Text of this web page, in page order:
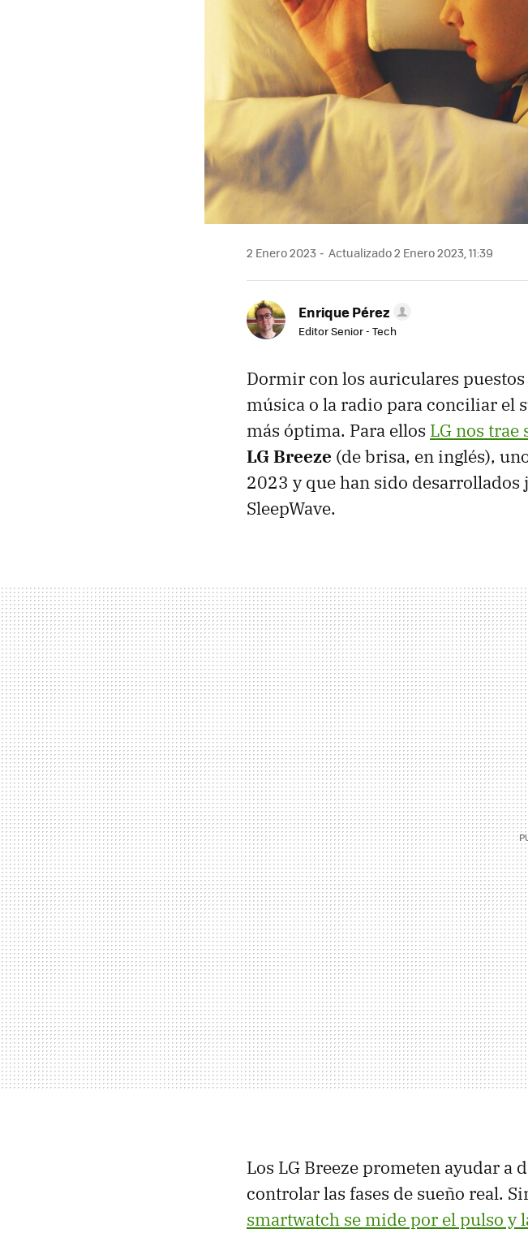
2 Enero 2023 Actualizado 2 Enero 2023, 11:39
Enrique Pérez
Editor Senior - Tech
Dormir con los auriculares
música o la radio para conciliar el
más óptima. Para ellos LG nos trae
LG Breeze (de brisa, en inglés),
2023 y que han sido
SleepWave.
Los LG Breeze prometen ayudar
controlar las fases de sueño real.
smartwatch se mide por el pulso y